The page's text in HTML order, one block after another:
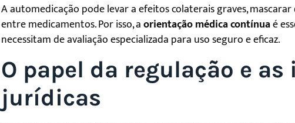
A automedicação pode levar a efeitos colaterais graves,
entre medicamentos. Por isso, aorientação médica contínuaé
necessitam de avaliação especializada para uso seguro e eficaz.
O papel da regulação e
jurídicas